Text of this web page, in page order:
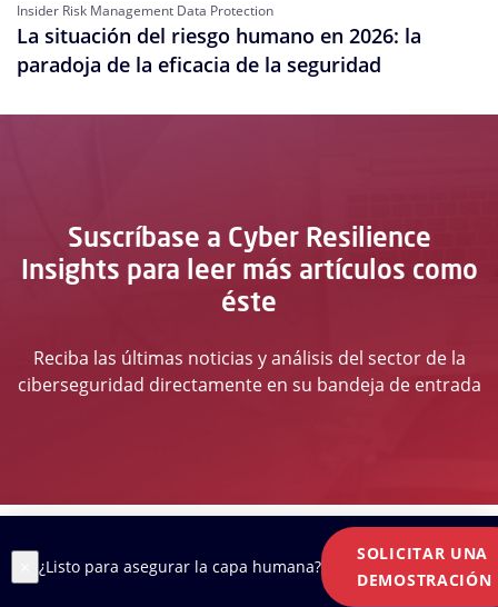
Insider Risk Management Data Protection
La situación del riesgo humano en 2026: la
paradoja de la eficacia de la seguridad
Suscríbase a Cyber Resilience
Insights para leer más artículos como
éste
Reciba las últimas noticias y análisis del sector de la
ciberseguridad directamente en su bandeja de entrada
¿Listo para asegurar la capa humana?
SOLICITAR UNA
DEMOSTRACIÓN